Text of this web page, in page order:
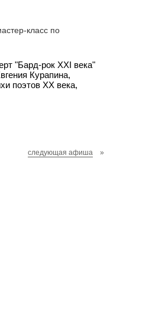
класс по
"Бард-рок XXI века"
Курапина,
поэтов XX века,
следующая афиша »